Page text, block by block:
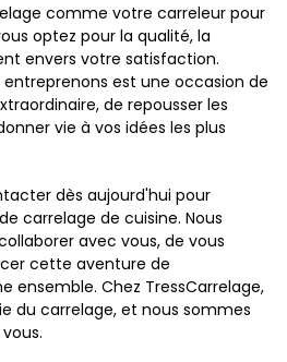
comme votre carreleur pour
optez pour la qualité, la
envers votre satisfaction.
est une occasion de
de repousser les
vie à vos idées les plus
dès aujourd'hui pour
carrelage de cuisine. Nous
avec vous, de vous
cette aventure de
ensemble. Chez TressCarrelage,
du carrelage, et nous sommes